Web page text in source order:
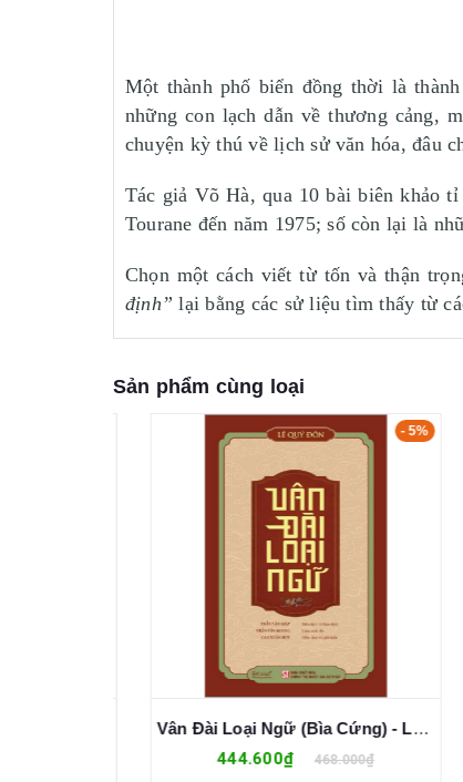
Một thành phố biển đồng thời là
những con lạch dẫn về thương cảng,
chuyện kỳ thú về lịch sử văn hóa, đâu
Tác giả Võ Hà, qua 10 bài biên khảo
Tourane đến năm 1975; số còn lại là
Chọn một cách viết từ tốn và thận
định” lại bằng các sử liệu tìm thấy từ
Sản phẩm cùng loại
- 5%
Vân Đài Loại Ngữ (Bìa Cứng) - Lê Quý Đôn
444.600₫ 468.000₫